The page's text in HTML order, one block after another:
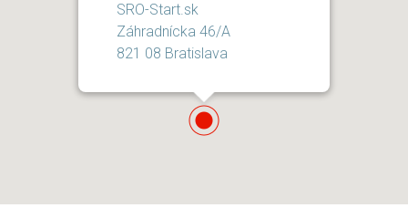
SRO-Start.sk
Záhradnícka 46/A
821 08 Bratislava